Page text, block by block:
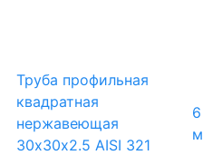
Труба профильная
квадратная
нержавеющая
30х30х2.5 AISI 321
6
м